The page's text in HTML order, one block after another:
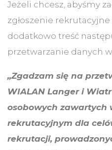
Jeżeli chcesz, abyśmy
zgłoszenie rekrutacyjne
dodatkowo treść
przetwarzanie danych
„Zgadzam się na
WIALAN Langer i
osobowych zawartych
rekrutacyjnym dla
rekrutacji,